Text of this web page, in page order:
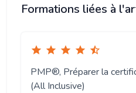
Formations liées à
PMP®, Préparer la
(All Inclusive)